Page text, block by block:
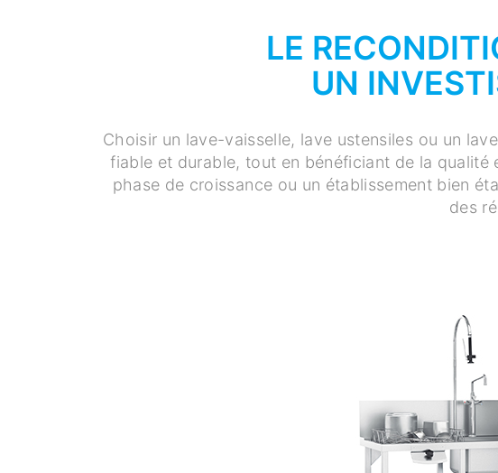
LE
UN
Choisir un lave-vaisselle, lave ustensiles ou un
fiable et durable, tout en bénéficiant de la
phase de croissance ou un établissement bien
des